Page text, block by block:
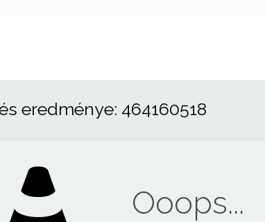
eredménye: 464160518
Ooops...